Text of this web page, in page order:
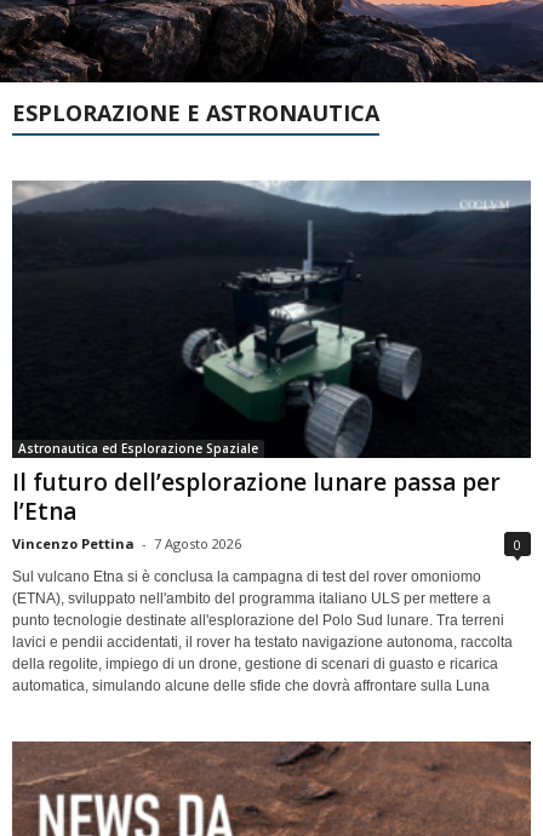
ESPLORAZIONE E ASTRONAUTICA
Astronautica ed Esplorazione Spaziale
Il futuro dell’esplorazione lunare passa per
l’Etna
Vincenzo Pettina - 7 Agosto 2026 0
Sul vulcano Etna si è conclusa la campagna di test del rover omoniomo
(ETNA), sviluppato nell'ambito del programma italiano ULS per mettere a
punto tecnologie destinate all'esplorazione del Polo Sud lunare. Tra terreni
lavici e pendii accidentati, il rover ha testato navigazione autonoma, raccolta
della regolite, impiego di un drone, gestione di scenari di guasto e ricarica
automatica, simulando alcune delle sfide che dovrà affrontare sulla Luna